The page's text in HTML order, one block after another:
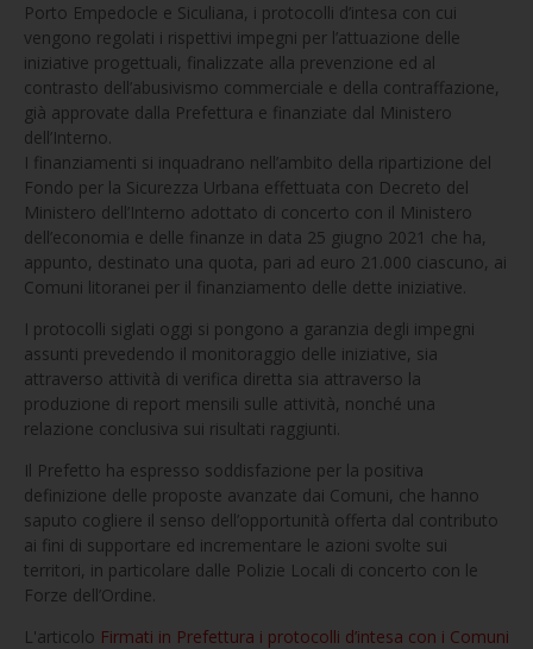
Porto Empedocle e Siculiana, i protocolli d’intesa con cui
vengono regolati i rispettivi impegni per l’attuazione delle
iniziative progettuali, finalizzate alla prevenzione ed al
contrasto dell’abusivismo commerciale e della contraffazione,
già approvate dalla Prefettura e finanziate dal Ministero
dell’Interno.
I finanziamenti si inquadrano nell’ambito della ripartizione del
Fondo per la Sicurezza Urbana effettuata con Decreto del
Ministero dell’Interno adottato di concerto con il Ministero
dell’economia e delle finanze in data 25 giugno 2021 che ha,
appunto, destinato una quota, pari ad euro 21.000 ciascuno, ai
Comuni litoranei per il finanziamento delle dette iniziative.
I protocolli siglati oggi si pongono a garanzia degli impegni
assunti prevedendo il monitoraggio delle iniziative, sia
attraverso attività di verifica diretta sia attraverso la
produzione di report mensili sulle attività, nonché una
relazione conclusiva sui risultati raggiunti.
Il Prefetto ha espresso soddisfazione per la positiva
definizione delle proposte avanzate dai Comuni, che hanno
saputo cogliere il senso dell’opportunità offerta dal contributo
ai fini di supportare ed incrementare le azioni svolte sui
territori, in particolare dalle Polizie Locali di concerto con le
Forze dell’Ordine.
L'articolo Firmati in Prefettura i protocolli d’intesa con i Comuni